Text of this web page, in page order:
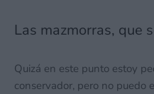
Las mazmorras, que
Quizá en este punto estoy
conservador, pero no puedo